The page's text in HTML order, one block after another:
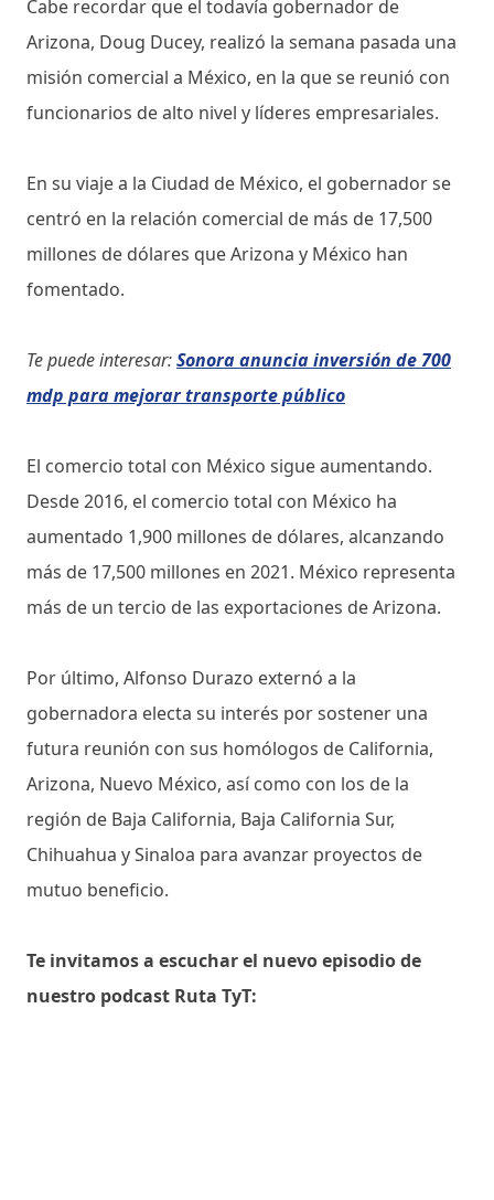
Cabe recordar que el todavía gobernador de
Arizona, Doug Ducey, realizó la semana pasada una
misión comercial a México, en la que se reunió con
funcionarios de alto nivel y líderes empresariales.
En su viaje a la Ciudad de México, el gobernador se
centró en la relación comercial de más de 17,500
millones de dólares que Arizona y México han
fomentado.
Te puede interesar:Sonora anuncia inversión de 700
mdp para mejorar transporte público
El comercio total con México sigue aumentando.
Desde 2016, el comercio total con México ha
aumentado 1,900 millones de dólares, alcanzando
más de 17,500 millones en 2021. México representa
más de un tercio de las exportaciones de Arizona.
Por último, Alfonso Durazo externó a la
gobernadora electa su interés por sostener una
futura reunión con sus homólogos de California,
Arizona, Nuevo México, así como con los de la
región de Baja California, Baja California Sur,
Chihuahua y Sinaloa para avanzar proyectos de
mutuo beneficio.
Te invitamos a escuchar el nuevo episodio de
nuestro podcast Ruta TyT: